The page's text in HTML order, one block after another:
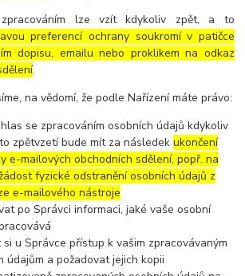
lze vzít kdykoliv zpět, a to
preferencí ochrany soukromí v patičce
dopisu, emailu nebo proklikem na odkaz
.
na vědomí, že podle Nařízení máte právo:
se zpracováním osobních údajů kdykoliv
zpětvzetí bude mít za následekukončení
e-mailových obchodních sdělení, popř. na
fyzické odstranění osobních údajů z
e-mailového nástroje
po Správci informaci, jaké vaše osobní
si u Správce přístup k vašim zpracovávaným
údajům a požadovat jejich kopii